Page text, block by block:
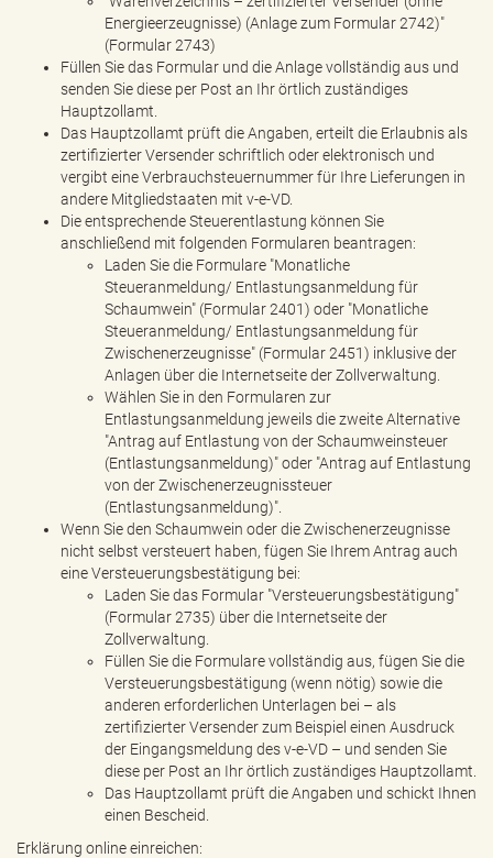
Energieerzeugnisse) (Anlage zum Formular 2742)"
(Formular 2743)
Füllen Sie das Formular und die Anlage vollständig aus und
senden Sie diese per Post an Ihr örtlich zuständiges
Hauptzollamt.
Das Hauptzollamt prüft die Angaben, erteilt die Erlaubnis als
zertifizierter Versender schriftlich oder elektronisch und
vergibt eine Verbrauchsteuernummer für Ihre Lieferungen in
andere Mitgliedstaaten mit v-e-VD.
Die entsprechende Steuerentlastung können Sie
anschließend mit folgenden Formularen beantragen:
Laden Sie die Formulare "Monatliche
Steueranmeldung/ Entlastungsanmeldung für
Schaumwein" (Formular 2401) oder "Monatliche
Steueranmeldung/ Entlastungsanmeldung für
Zwischenerzeugnisse" (Formular 2451) inklusive der
Anlagen über die Internetseite der Zollverwaltung.
Wählen Sie in den Formularen zur
Entlastungsanmeldung jeweils die zweite Alternative
"Antrag auf Entlastung von der Schaumweinsteuer
(Entlastungsanmeldung)" oder "Antrag auf Entlastung
von der Zwischenerzeugnissteuer
(Entlastungsanmeldung)".
Wenn Sie den Schaumwein oder die Zwischenerzeugnisse
nicht selbst versteuert haben, fügen Sie Ihrem Antrag auch
eine Versteuerungsbestätigung bei:
Laden Sie das Formular "Versteuerungsbestätigung"
(Formular 2735) über die Internetseite der
Zollverwaltung.
Füllen Sie die Formulare vollständig aus, fügen Sie die
Versteuerungsbestätigung (wenn nötig) sowie die
anderen erforderlichen Unterlagen bei – als
zertifizierter Versender zum Beispiel einen Ausdruck
der Eingangsmeldung des v-e-VD – und senden Sie
diese per Post an Ihr örtlich zuständiges Hauptzollamt.
Das Hauptzollamt prüft die Angaben und schickt Ihnen
einen Bescheid.
Erklärung online einreichen: